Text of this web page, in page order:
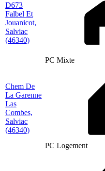
D673
Falbel Et
Jouanicot,
Salviac
(46340)
PC Mixte
Chem De
La Garenne
Las
Combes,
Salviac
(46340)
PC Logement